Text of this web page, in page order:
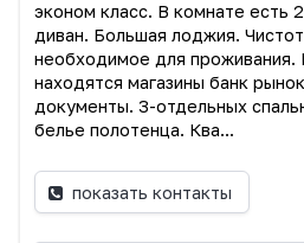
эконом класс. В комнате есть
диван. Большая лоджия.
необходимое для
находятся магазины банк
документы. 3-отдельных
белье полотенца. Ква...
показать контакты